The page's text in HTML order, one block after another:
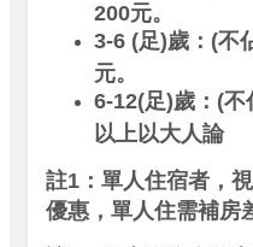
200元。
3-6 (足)歲：(不
元。
6-12(足)歲：(
以上以大人論
註1：單人住宿者，
優惠，單人住需補房